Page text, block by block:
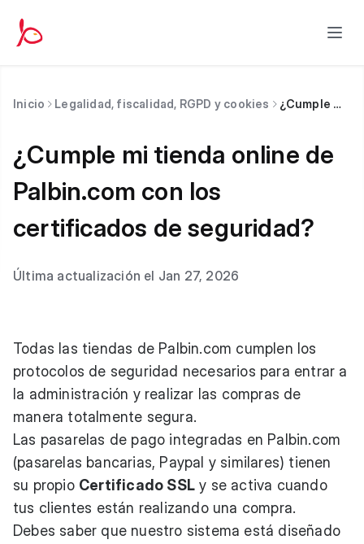
Inicio Legalidad, fiscalidad, RGPD y cookies ¿Cumple mi tienda online de Palbin.com con los certificados de seguridad?
¿Cumple mi tienda online de
Palbin.com con los
certificados de seguridad?
Última actualización el Jan 27, 2026
Todas las tiendas de Palbin.com cumplen los
protocolos de seguridad necesarios para entrar a
la administración y realizar las compras de
manera totalmente segura.
Las pasarelas de pago integradas en Palbin.com
(pasarelas bancarias, Paypal y similares) tienen
su propio Certificado SSL y se activa cuando
tus clientes están realizando una compra.
Debes saber que nuestro sistema está diseñado